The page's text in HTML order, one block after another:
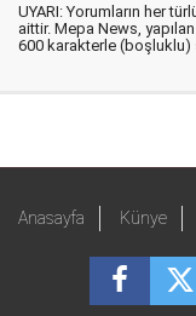
UYARI: Yorumların her
aittir. Mepa News,
600 karakterle (boşluklu)
Anasayfa Künye